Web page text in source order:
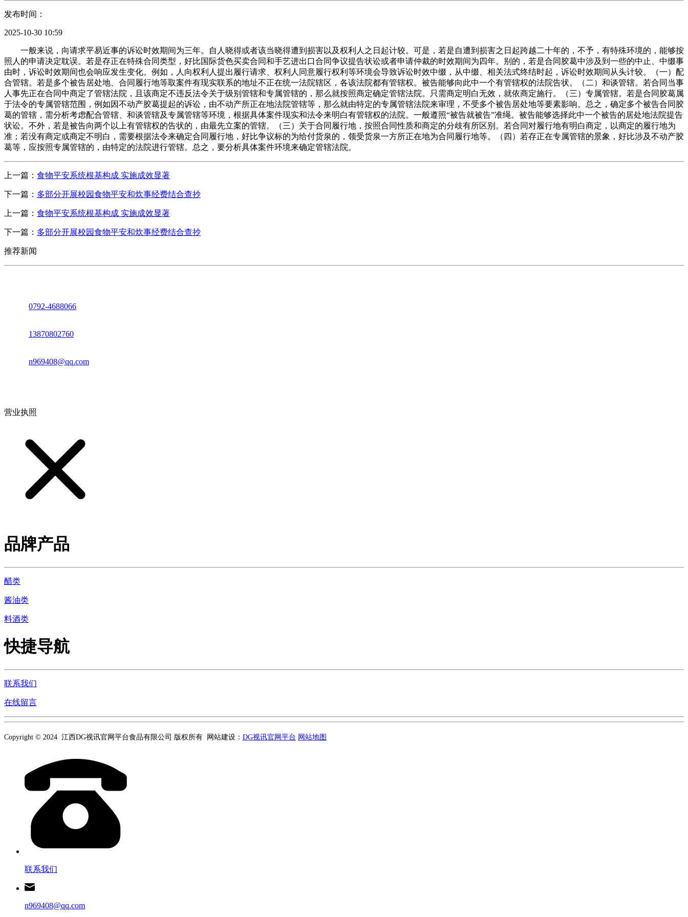
发布时间：
2025-10-30 10:59
一般来说，向请求平易近事的诉讼时效期间为三年。自人晓得或者该当晓得遭到损害以及权利人之日起计较。可是，若是自遭到损害之日起跨越二十年的，不予，有特殊环境的，能够按
照人的申请决定耽误。若是存正在特殊合同类型，好比国际货色买卖合同和手艺进出口合同争议提告状讼或者申请仲裁的时效期间为四年。别的，若是合同胶葛中涉及到一些的中止、中缀事
由时，诉讼时效期间也会响应发生变化。例如，人向权利人提出履行请求、权利人同意履行权利等环境会导致诉讼时效中缀，从中缀、相关法式终结时起，诉讼时效期间从头计较。（一）配
合管辖。若是多个被告居处地、合同履行地等取案件有现实联系的地址不正在统一法院辖区，各该法院都有管辖权。被告能够向此中一个有管辖权的法院告状。（二）和谈管辖。若合同当事
人事先正在合同中商定了管辖法院，且该商定不违反法令关于级别管辖和专属管辖的，那么就按照商定确定管辖法院。只需商定明白无效，就依商定施行。（三）专属管辖。若是合同胶葛属
于法令的专属管辖范围，例如因不动产胶葛提起的诉讼，由不动产所正在地法院管辖等，那么就由特定的专属管辖法院来审理，不受多个被告居处地等要素影响。总之，确定多个被告合同胶
葛的管辖，需分析考虑配合管辖、和谈管辖及专属管辖等环境，根据具体案件现实和法令来明白有管辖权的法院。一般遵照“被告就被告”准绳。被告能够选择此中一个被告的居处地法院提告
状讼。不外，若是被告向两个以上有管辖权的告状的，由最先立案的管辖。（三）关于合同履行地，按照合同性质和商定的分歧有所区别。若合同对履行地有明白商定，以商定的履行地为
准；若没有商定或商定不明白，需要根据法令来确定合同履行地，好比争议标的为给付货泉的，领受货泉一方所正在地为合同履行地等。（四）若存正在专属管辖的景象，好比涉及不动产胶
葛等，应按照专属管辖的，由特定的法院进行管辖。总之，要分析具体案件环境来确定管辖法院。
上一篇： 食物平安系统根基构成 实施成效显著
下一篇： 多部分开展校园食物平安和炊事经费结合查抄
上一篇： 食物平安系统根基构成 实施成效显著
下一篇： 多部分开展校园食物平安和炊事经费结合查抄
推荐新闻
0792-4688066
13870802760
n969408@qq.com
营业执照
品牌产品
醋类
酱油类
料酒类
快捷导航
联系我们
在线留言
Copyright © 2024 江西DG视讯官网平台食品有限公司 版权所有 网站建设： DG视讯官网平台 网站地图
联系我们
n969408@qq.com